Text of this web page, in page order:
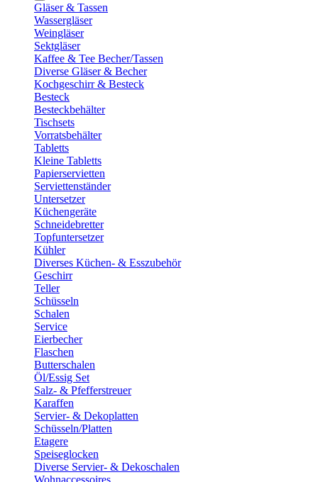
Gläser & Tassen
Wassergläser
Weingläser
Sektgläser
Kaffee & Tee Becher/Tassen
Diverse Gläser & Becher
Kochgeschirr & Besteck
Besteck
Besteckbehälter
Tischsets
Vorratsbehälter
Tabletts
Kleine Tabletts
Papierservietten
Serviettenständer
Untersetzer
Küchengeräte
Schneidebretter
Topfuntersetzer
Kühler
Diverses Küchen- & Esszubehör
Geschirr
Teller
Schüsseln
Schalen
Service
Eierbecher
Flaschen
Butterschalen
Öl/Essig Set
Salz- & Pfefferstreuer
Karaffen
Servier- & Dekoplatten
Schüsseln/Platten
Etagere
Speiseglocken
Diverse Servier- & Dekoschalen
Wohnaccessoires